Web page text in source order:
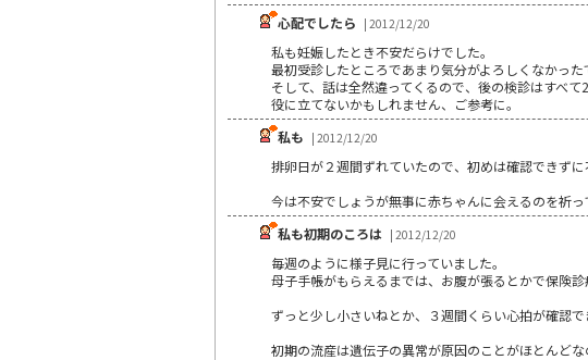
心配でしたら | 2012/12/20
私も妊娠したとき不安だらけでした。
最初受診したところであまり気分がよろしくなかっ
そして、話は全然違ってくるので、後の検診はすべて
役に立てないかもしれません、ご参考に。
私も | 2012/12/20
排卵日が２週間ずれていたので、初めは確認できず
今は不安でしょうが無事に赤ちゃんに会えるのを祈
私も初期のころは | 2012/12/20
毎週のように様子見に行っていました。
母子手帳がもらえるまでは、お腹が張るとかで保険
ずっと少し小さいねとか、３週間くらい心拍が確認
初期の流産は遺伝子の異常が原因のことがほとんど